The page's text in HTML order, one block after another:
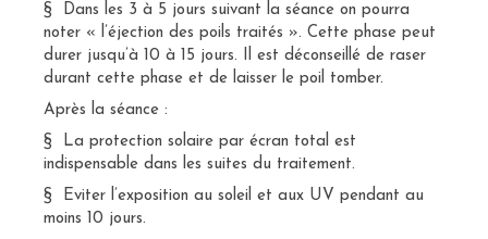
§ Dans les 3 à 5 jours suivant la séance on pourra
noter « l’éjection des poils traités ». Cette phase peut
durer jusqu’à 10 à 15 jours. Il est déconseillé de raser
durant cette phase et de laisser le poil tomber.
Après la séance :
§ La protection solaire par écran total est
indispensable dans les suites du traitement.
§ Eviter l’exposition au soleil et aux UV pendant au
moins 10 jours.